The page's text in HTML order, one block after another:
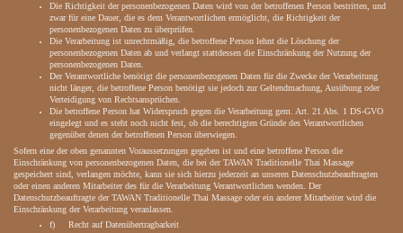
Die Richtigkeit der personenbezogenen Daten wird von der betroffenen Person bestritten, und
zwar für eine Dauer, die es dem Verantwortlichen ermöglicht, die Richtigkeit der
personenbezogenen Daten zu überprüfen.
Die Verarbeitung ist unrechtmäßig, die betroffene Person lehnt die Löschung der
personenbezogenen Daten ab und verlangt stattdessen die Einschränkung der Nutzung der
personenbezogenen Daten.
Der Verantwortliche benötigt die personenbezogenen Daten für die Zwecke der Verarbeitung
nicht länger, die betroffene Person benötigt sie jedoch zur Geltendmachung, Ausübung oder
Verteidigung von Rechtsansprüchen.
Die betroffene Person hat Widerspruch gegen die Verarbeitung gem. Art. 21 Abs. 1 DS-GVO
eingelegt und es steht noch nicht fest, ob die berechtigten Gründe des Verantwortlichen
gegenüber denen der betroffenen Person überwiegen.
Sofern eine der oben genannten Voraussetzungen gegeben ist und eine betroffene Person die
Einschränkung von personenbezogenen Daten, die bei der TAWAN Traditionelle Thai Massage
gespeichert sind, verlangen möchte, kann sie sich hierzu jederzeit an unseren Datenschutzbeauftragten
oder einen anderen Mitarbeiter des für die Verarbeitung Verantwortlichen wenden. Der
Datenschutzbeauftragte der TAWAN Traditionelle Thai Massage oder ein anderer Mitarbeiter wird die
Einschränkung der Verarbeitung veranlassen.
f) Recht auf Datenübertragbarkeit